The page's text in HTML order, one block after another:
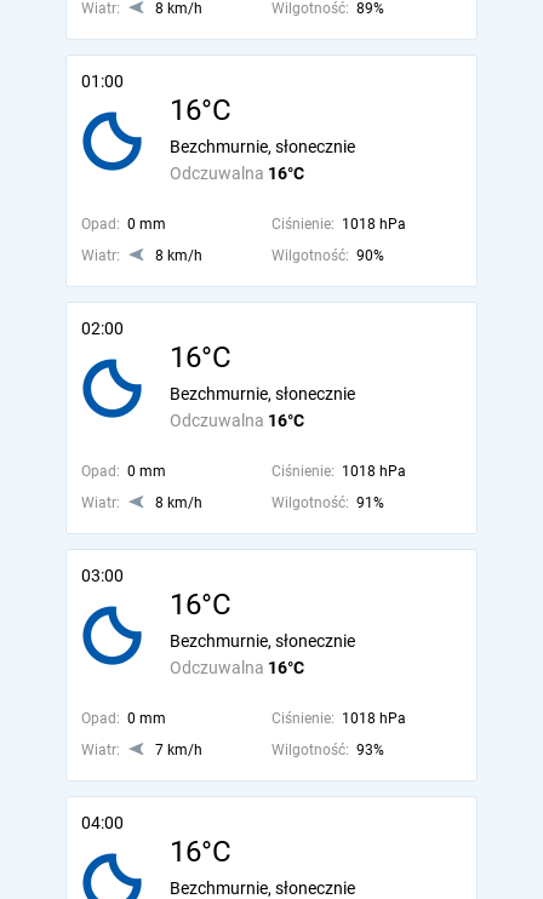
Wiatr:
8 km/h Wilgotność: 89%
01:00
16°C
Odczuwalna 16°C
Bezchmurnie, słonecznie
Opad: 0 mm Ciśnienie: 1018 hPa
Wiatr:
8 km/h Wilgotność: 90%
02:00
16°C
Odczuwalna 16°C
Bezchmurnie, słonecznie
Opad: 0 mm Ciśnienie: 1018 hPa
Wiatr:
8 km/h Wilgotność: 91%
03:00
16°C
Odczuwalna 16°C
Bezchmurnie, słonecznie
Opad: 0 mm Ciśnienie: 1018 hPa
Wiatr:
7 km/h Wilgotność: 93%
04:00
16°C
Bezchmurnie, słonecznie